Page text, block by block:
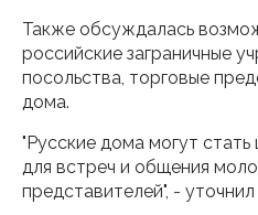
Также обсуждалась
российские заграничные
посольства, торговые
дома.
"Русские дома могут
для встреч и общения
представителей", - уточнил